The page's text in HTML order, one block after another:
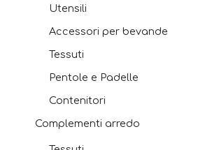
Utensili
Accessori per bevande
Tessuti
Pentole e Padelle
Contenitori
Complementi arredo